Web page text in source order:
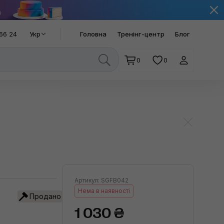
24 Укр Головна Тренінг-центр Блог
0 0
Продано
Артикул: SGFB042
Нема в наявності
1 030 ₴